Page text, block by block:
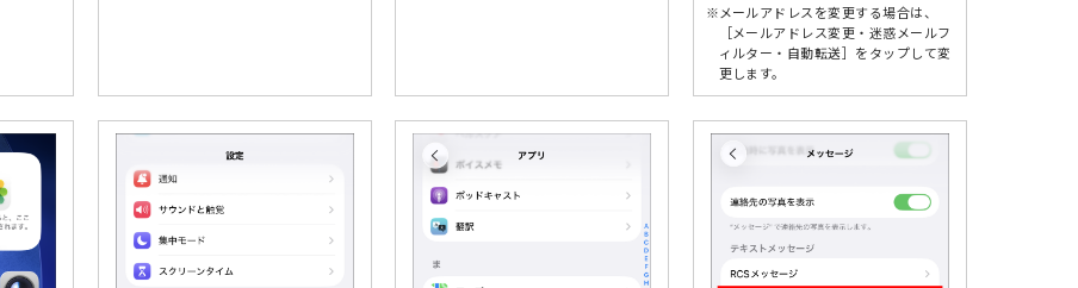
※メールアドレスを変更する場合は、
［メールアドレス変更・迷惑メールフ
ィルター・自動転送］をタップして変
更します。